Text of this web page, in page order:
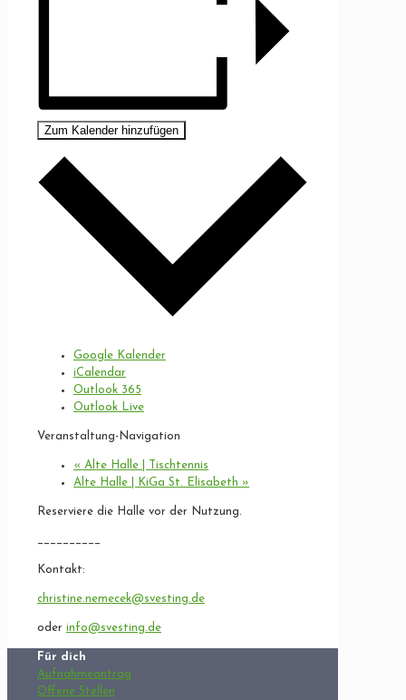
Zum Kalender hinzufügen
Google Kalender
iCalendar
Outlook 365
Outlook Live
Veranstaltung-Navigation
« Alte Halle | Tischtennis
Alte Halle | KiGa St. Elisabeth »
Reserviere die Halle vor der Nutzung.
__________
Kontakt:
christine.nemecek@svesting.de
oder info@svesting.de
Für dich
Aufnahmeantrag
Offene Stellen